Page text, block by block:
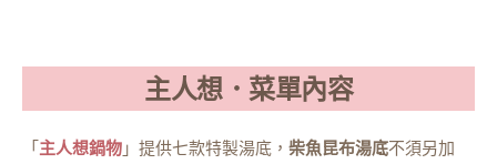
主人想．菜單內容
「主人想鍋物 」提供七款特製湯底， 柴魚昆布湯底不須另加